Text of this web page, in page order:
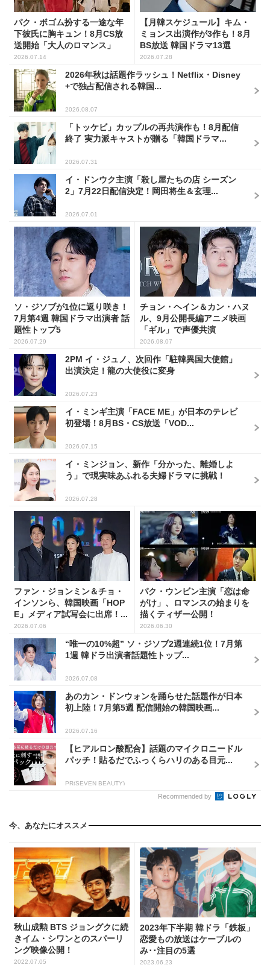
パク・ボゴム扮する一途な年
下彼氏に胸キュン！8月CS放
送開始「大人のロマンス」
韓...
2026.07.14
【月韓スケジュール】キム・
ミョンス出演作が3作も！8月
BS放送 韓国ドラマ13選
2026.07.28
2026年秋は話題作ラッシュ！Netflix・Disney
+で独占配信される韓国...
2026.08.07
「トッケビ」カップルの再共演作も！8月配信
終了 実力派キャストが贈る「韓国ドラマ...
2026.07.31
イ・ドンウク主演「殺し屋たちの店 シーズン
2」7月22日配信決定！岡田将生＆玄理...
2026.07.01
ソ・ジソブが1位に返り咲き！
7月第4週 韓国ドラマ出演者 話
題性トップ5
2026.07.29
チョン・ヘイン＆カン・ハヌ
ル、9月公開長編アニメ映画
「ギル」で声優共演
2026.08.07
2PM イ・ジュノ、次回作「駐韓異国大使館」
出演決定！龍の大使役に変身
2026.07.23
イ・ミンギ主演「FACE ME」が日本のテレビ
初登場！8月BS・CS放送「VOD...
2026.07.15
イ・ミンジョン、新作「分かった、離婚しよ
う」で現実味あふれる夫婦ドラマに挑戦！
2026.07.28
ファン・ジョンミン＆チョ・
インソンら、韓国映画「HOP
E」メディア試写会に出席！...
2026.07.06
パク・ウンビン主演「恋は命
がけ」、ロマンスの始まりを
描くティザー公開！
2026.06.30
“唯一の10%超” ソ・ジソブ2週連続1位！7月第
1週 韓ドラ出演者話題性トップ...
2026.07.08
あのカン・ドンウォンを踊らせた話題作が日本
初上陸！7月第5週 配信開始の韓国映画...
2026.07.16
【ヒアルロン酸配合】話題のマイクロニードル
パッチ！貼るだでふっくらハリのある目元...
PR(SEVEN BEAUTY)
Recommended by
今、あなたにオススメ
秋山成勲 BTS ジョングクに続
きイム・シワンとのスパーリ
ング映像公開！
2022.07.05
2023年下半期 韓ドラ「鉄板」
恋愛もの放送はケーブルの
み･･注目の5選
2023.06.23